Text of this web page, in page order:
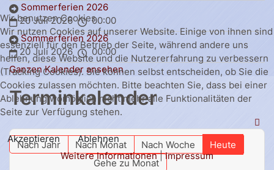
Sommerferien 2026
20 Juli 2026
00:00
Sommerferien 2026
20 Juli 2026
00:00
Ganzen Kalender ansehen
Terminkalender
Nach Jahr Nach Monat Nach Woche
Heute
Gehe zu Monat
Wir benutzen Cookies
Wir nutzen Cookies auf unserer Website. Einige von ihnen sind
essenziell für den Betrieb der Seite, während andere uns
helfen, diese Website und die Nutzererfahrung zu verbessern
(Tracking Cookies). Sie können selbst entscheiden, ob Sie die
Cookies zulassen möchten. Bitte beachten Sie, dass bei einer
Ablehnung womöglich nicht mehr alle Funktionalitäten der
Seite zur Verfügung stehen.
Akzeptieren
Ablehnen
Weitere Informationen|Impressum